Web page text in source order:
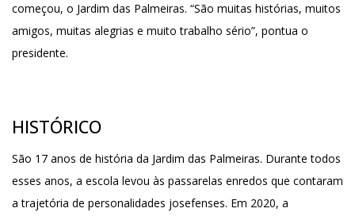
começou, o Jardim das Palmeiras. “São muitas histórias, muitos
amigos, muitas alegrias e muito trabalho sério”, pontua o
presidente.
HISTÓRICO
São 17 anos de história da Jardim das Palmeiras. Durante todos
esses anos, a escola levou às passarelas enredos que contaram
a trajetória de personalidades josefenses. Em 2020, a